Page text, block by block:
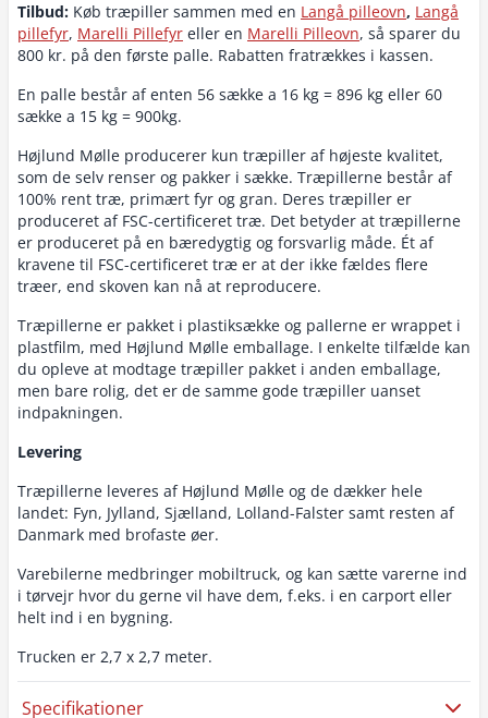
Tilbud: Køb træpiller sammen med en Langå pilleovn, Langå
pillefyr, Marelli Pillefyr eller en Marelli Pilleovn, så sparer du
800 kr. på den første palle. Rabatten fratrækkes i kassen.
En palle består af enten 56 sække a 16 kg = 896 kg eller 60
sække a 15 kg = 900kg.
Højlund Mølle producerer kun træpiller af højeste kvalitet,
som de selv renser og pakker i sække. Træpillerne består af
100% rent træ, primært fyr og gran. Deres træpiller er
produceret af FSC-certificeret træ. Det betyder at træpillerne
er produceret på en bæredygtig og forsvarlig måde. Ét af
kravene til FSC-certificeret træ er at der ikke fældes flere
træer, end skoven kan nå at reproducere.
Træpillerne er pakket i plastiksække og pallerne er wrappet i
plastfilm, med Højlund Mølle emballage. I enkelte tilfælde kan
du opleve at modtage træpiller pakket i anden emballage,
men bare rolig, det er de samme gode træpiller uanset
indpakningen.
Levering
Træpillerne leveres af Højlund Mølle og de dækker hele
landet: Fyn, Jylland, Sjælland, Lolland-Falster samt resten af
Danmark med brofaste øer.
Varebilerne medbringer mobiltruck, og kan sætte varerne ind
i tørvejr hvor du gerne vil have dem, f.eks. i en carport eller
helt ind i en bygning.
Trucken er 2,7 x 2,7 meter.
Specifikationer